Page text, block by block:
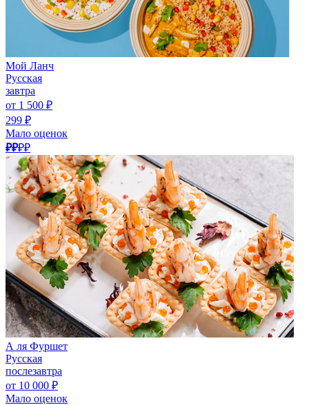
Мой Ланч
Русская
завтра
от 1 500 ₽
299 ₽
Мало оценок
₽₽₽₽
А ля Фуршет
Русская
послезавтра
от 10 000 ₽
Мало оценок